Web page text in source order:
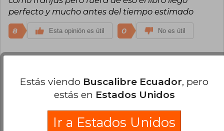
perfecto y mucho antes del tiempo estimado
8 Esta opinión es útil 0 No es útil
Compra Verificada
Llegó bien, pero tiene dos capítulos repetidos
Esta opinión es útil 1 No es útil
Estás viendo Buscalibre Ecuador, pero
estás en Estados Unidos
Ir a Estados Unidos